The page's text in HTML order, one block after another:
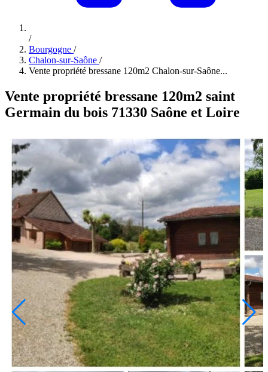
/
Bourgogne /
Chalon-sur-Saône /
Vente propriété bressane 120m2 Chalon-sur-Saône...
Vente propriété bressane 120m2 saint
Germain du bois 71330 Saône et Loire